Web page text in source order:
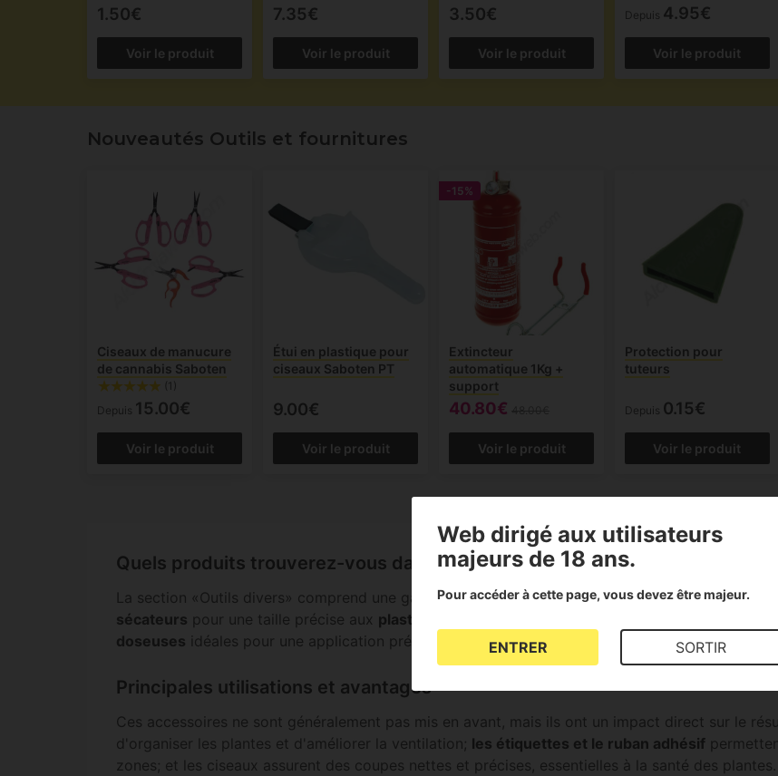
1.50€
Voir le produit
7.35€
Voir le produit
3.50€
Voir le produit
Depuis 4.95€
Voir le produit
Nouveautés Outils et fournitures
Ciseaux de manucure
de cannabis Saboten
(1)
Depuis 15.00€
Voir le produit
Étui en plastique pour
ciseaux Saboten PT
9.00€
Voir le produit
-15%
Extincteur
automatique 1Kg +
support
40.80€
Voir le produit
Protection pour
tuteurs
Depuis 0.15€
Voir le produit
Quels produits trouverez-vous dans cette catégorie?
La section «Outils divers» comprend une gamme d'outils et d'accessoires qui facilitent la
sécateurs pour une taille précise aux plastiques réfléchissants qui améliorent la diffusion de
doseuses idéales pour une application précise de l'engrais.
Principales utilisations et avantages
Ces accessoires ne sont généralement pas mis en avant, mais ils ont un impact direct sur le
d'organiser les plantes et d'améliorer la ventilation; les étiquettes et le ruban adhésif
zones; et les ciseaux assurent des coupes nettes et précises, essentielles à la santé des
Web dirigé aux utilisateurs
majeurs de 18 ans.
Pour accéder à cette page, vous devez être majeur.
ENTRER SORTIR